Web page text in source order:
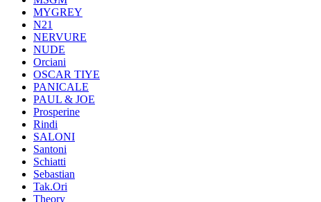
MYGREY
N21
NERVURE
NUDE
Orciani
OSCAR TIYE
PANICALE
PAUL & JOE
Prosperine
Rindi
SALONI
Santoni
Schiatti
Sebastian
Tak.Ori
Theory